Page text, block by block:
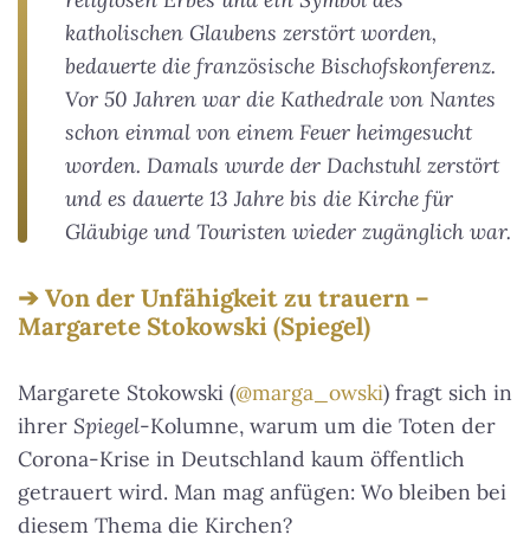
katholischen Glaubens zerstört worden,
bedauerte die französische Bischofskonferenz.
Vor 50 Jahren war die Kathedrale von Nantes
schon einmal von einem Feuer heimgesucht
worden. Damals wurde der Dachstuhl zerstört
und es dauerte 13 Jahre bis die Kirche für
Gläubige und Touristen wieder zugänglich war.
Von der Unfähigkeit zu trauern –
Margarete Stokowski (Spiegel)
Margarete Stokowski (@marga_owski) fragt sich in
ihrer Spiegel-Kolumne, warum um die Toten der
Corona-Krise in Deutschland kaum öffentlich
getrauert wird. Man mag anfügen: Wo bleiben bei
diesem Thema die Kirchen?